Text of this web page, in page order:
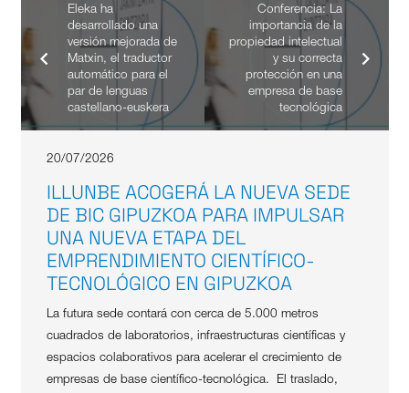
Eleka ha
desarrollado una
versión mejorada de
Matxin, el traductor
automático para el
par de lenguas
castellano-euskera
Conferencia: La
importancia de la
propiedad intelectual
y su correcta
protección en una
empresa de base
tecnológica
20/07/2026
ILLUNBE ACOGERÁ LA NUEVA SEDE
DE BIC GIPUZKOA PARA IMPULSAR
UNA NUEVA ETAPA DEL
EMPRENDIMIENTO CIENTÍFICO-
TECNOLÓGICO EN GIPUZKOA
La futura sede contará con cerca de 5.000 metros
cuadrados de laboratorios, infraestructuras científicas y
espacios colaborativos para acelerar el crecimiento de
empresas de base científico-tecnológica. El traslado,